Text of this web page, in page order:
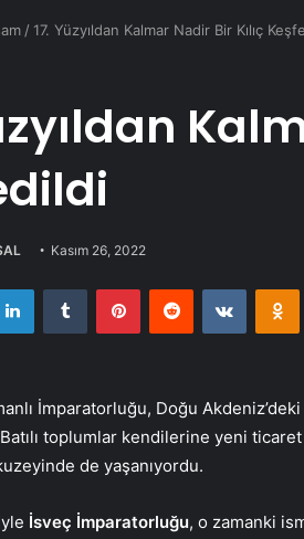
/17. Yüzyıldan Kalmar Nadir Bir Kılıç
Kasım 26, 2022
LinkedInTumblr PinterestReddit
İmparatorluğu, Doğu Akdeniz’deki
toplumlar kendilerine yeni
de yaşanıyordu.
İsveç İmparatorluğu, o zamanki